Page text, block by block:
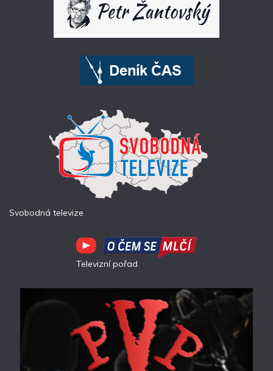
Svobodná televize
Televizní pořad